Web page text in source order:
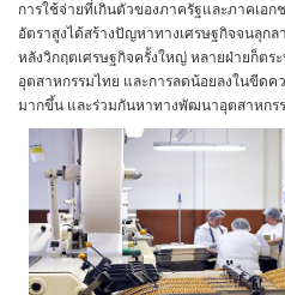
การใช้จ่ายที่เกินตัวของภาครัฐและภาคเอ
อัตราสูงได้สร้างปัญหาทางเศรษฐกิจจนลุก
หลังวิกฤตเศรษฐกิจครั้งใหญ่ หลายฝ่ายก็ต
อุตสาหกรรมไทย และการลดน้อยลงในขีด
มากขึ้น และร่วมกันหาทางพัฒนาอุตสาหกร